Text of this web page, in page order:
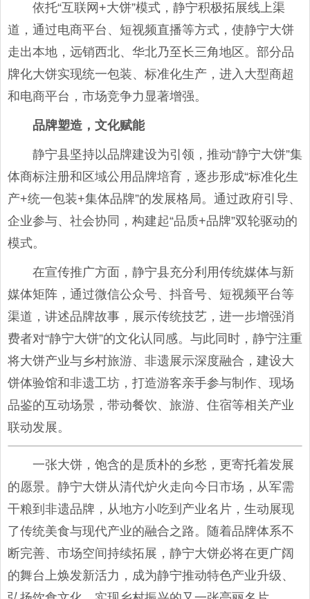
依托“互联网+大饼”模式，静宁积极拓展线上渠
道，通过电商平台、短视频直播等方式，使静宁大饼
走出本地，远销西北、华北乃至长三角地区。部分品
牌化大饼实现统一包装、标准化生产，进入大型商超
和电商平台，市场竞争力显著增强。
品牌塑造，文化赋能
静宁县坚持以品牌建设为引领，推动“静宁大饼”集
体商标注册和区域公用品牌培育，逐步形成“标准化生
产+统一包装+集体品牌”的发展格局。通过政府引导、
企业参与、社会协同，构建起“品质+品牌”双轮驱动的
模式。
在宣传推广方面，静宁县充分利用传统媒体与新
媒体矩阵，通过微信公众号、抖音号、短视频平台等
渠道，讲述品牌故事，展示传统技艺，进一步增强消
费者对“静宁大饼”的文化认同感。与此同时，静宁注重
将大饼产业与乡村旅游、非遗展示深度融合，建设大
饼体验馆和非遗工坊，打造游客亲手参与制作、现场
品鉴的互动场景，带动餐饮、旅游、住宿等相关产业
联动发展。
一张大饼，饱含的是质朴的乡愁，更寄托着发展
的愿景。静宁大饼从清代炉火走向今日市场，从军需
干粮到非遗品牌，从地方小吃到产业名片，生动展现
了传统美食与现代产业的融合之路。随着品牌体系不
断完善、市场空间持续拓展，静宁大饼必将在更广阔
的舞台上焕发新活力，成为静宁推动特色产业升级、